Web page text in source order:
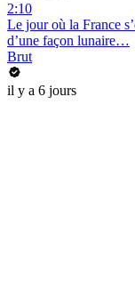
2:10
Le jour où la France
d’une façon lunaire…
Brut
il y a 6 jours